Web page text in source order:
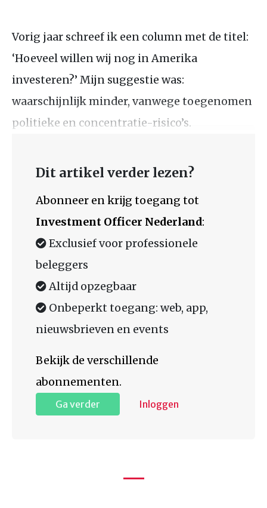
Vorig jaar schreef ik een column met de titel:
‘Hoeveel willen wij nog in Amerika
investeren?’ Mijn suggestie was:
waarschijnlijk minder, vanwege toegenomen
politieke en concentratie-risico’s.
Dit artikel verder lezen?
Abonneer en krijg toegang tot
Investment Officer Nederland:
Exclusief voor professionele
beleggers
Altijd opzegbaar
Onbeperkt toegang: web, app,
nieuwsbrieven en events
Bekijk de verschillende
abonnementen.
Ga verder Inloggen